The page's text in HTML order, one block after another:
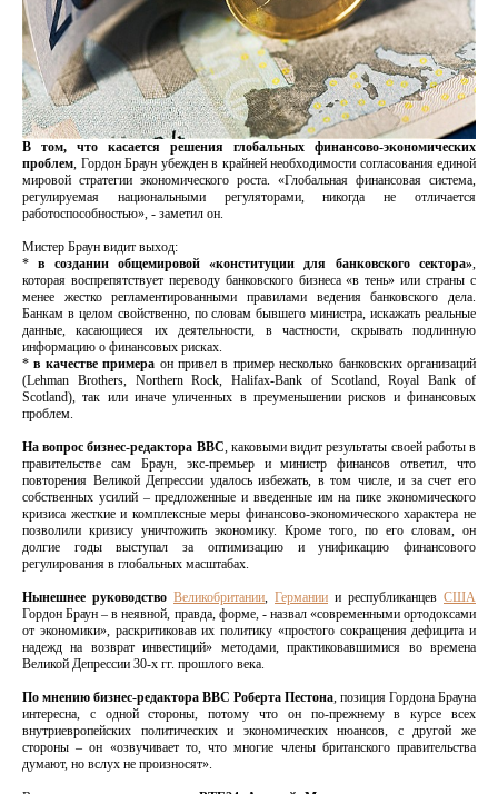
В том, что касается решения глобальных финансово-экономических
проблем, Гордон Браун убежден в крайней необходимости согласования единой
мировой стратегии экономического роста. «Глобальная финансовая система,
регулируемая национальными регуляторами, никогда не отличается
работоспособностью», - заметил он.
Мистер Браун видит выход:
*в создании общемировой «конституции для банковского сектора»,
которая воспрепятствует переводу банковского бизнеса «в тень» или страны с
менее жестко регламентированными правилами ведения банковского дела.
Банкам в целом свойственно, по словам бывшего министра, искажать реальные
данные, касающиеся их деятельности, в частности, скрывать подлинную
информацию о финансовых рисках.
*в качестве примера он привел в пример несколько банковских организаций
(Lehman Brothers, Northern Rock, Halifax-Bank of Scotland, Royal Bank of
Scotland), так или иначе уличенных в преуменьшении рисков и финансовых
проблем.
На вопрос бизнес-редактора ВВС, каковыми видит результаты своей работы в
правительстве сам Браун, экс-премьер и министр финансов ответил, что
повторения Великой Депрессии удалось избежать, в том числе, и за счет его
собственных усилий – предложенные и введенные им на пике экономического
кризиса жесткие и комплексные меры финансово-экономического характера не
позволили кризису уничтожить экономику. Кроме того, по его словам, он
долгие годы выступал за оптимизацию и унификацию финансового
регулирования в глобальных масштабах.
Нынешнее руководство Великобритании, Германии и республиканцев США
Гордон Браун – в неявной, правда, форме, - назвал «современными ортодоксами
от экономики», раскритиковав их политику «простого сокращения дефицита и
надежд на возврат инвестиций» методами, практиковавшимися во времена
Великой Депрессии 30-х гг. прошлого века.
По мнению бизнес-редактора ВВС Роберта Пестона, позиция Гордона Брауна
интересна, с одной стороны, потому что он по-прежнему в курсе всех
внутриевропейских политических и экономических нюансов, с другой же
стороны – он «озвучивает то, что многие члены британского правительства
думают, но вслух не произносят».